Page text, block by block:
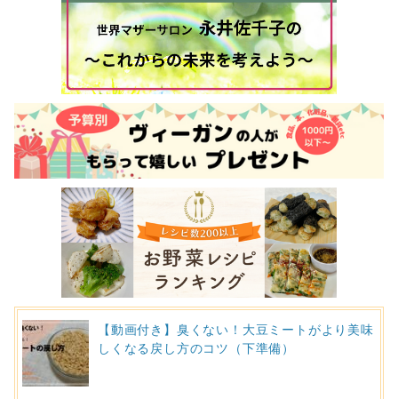
【動画付き】臭くない！大豆ミートがより美味
しくなる戻し方のコツ（下準備）